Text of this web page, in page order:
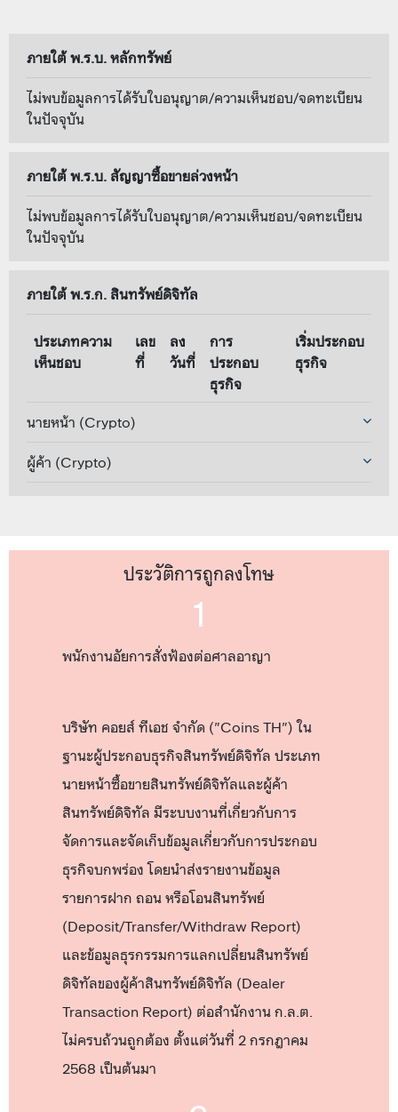
ภายใต้ พ.ร.บ. หลักทรัพย์
ไม่พบข้อมูลการได้รับใบอนุญาต/ความเห็นชอบ/จดทะเบียน
ในปัจจุบัน
ภายใต้ พ.ร.บ. สัญญาซื้อขายล่วงหน้า
ไม่พบข้อมูลการได้รับใบอนุญาต/ความเห็นชอบ/จดทะเบียน
ในปัจจุบัน
ภายใต้ พ.ร.ก. สินทรัพย์ดิจิทัล
ประเภทความ
เห็นชอบ
เลข
ที่
ลง
วันที่
การ
ประกอบ
ธุรกิจ
เริ่มประกอบ
ธุรกิจ
นายหน้า (Crypto)
ผู้ค้า (Crypto)
ประวัติการถูกลงโทษ
1
พนักงานอัยการสั่งฟ้องต่อศาลอาญา
บริษัท คอยส์ ทีเอช จำกัด ("Coins TH") ใน
ฐานะผู้ประกอบธุรกิจสินทรัพย์ดิจิทัล ประเภท
นายหน้าซื้อขายสินทรัพย์ดิจิทัลและผู้ค้า
สินทรัพย์ดิจิทัล มีระบบงานที่เกี่ยวกับการ
จัดการและจัดเก็บข้อมูลเกี่ยวกับการประกอบ
ธุรกิจบกพร่อง โดยนำส่งรายงานข้อมูล
รายการฝาก ถอน หรือโอนสินทรัพย์
(Deposit/Transfer/Withdraw Report)
และข้อมูลธุรกรรมการแลกเปลี่ยนสินทรัพย์
ดิจิทัลของผู้ค้าสินทรัพย์ดิจิทัล (Dealer
Transaction Report) ต่อสำนักงาน ก.ล.ต.
ไม่ครบถ้วนถูกต้อง ตั้งแต่วันที่ 2 กรกฎาคม
2568 เป็นต้นมา